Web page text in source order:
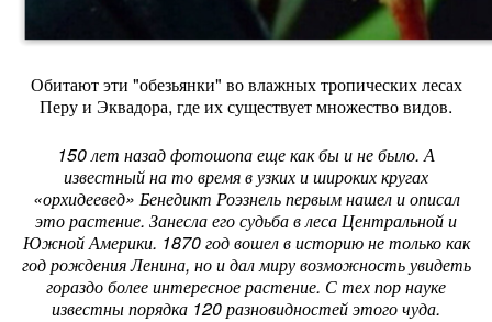
Обитают эти "обезьянки" во влажных тропических лесах
Перу и Эквадора, где их существует множество видов.
150 лет назад фотошопа еще как бы и не было. А
известный на то время в узких и широких кругах
«орхидеевед» Бенедикт Роэзнель первым нашел и описал
это растение. Занесла его судьба в леса Центральной и
Южной Америки. 1870 год вошел в историю не только как
год рождения Ленина, но и дал миру возможность увидеть
гораздо более интересное растение. С тех пор науке
известны порядка 120 разновидностей этого чуда.